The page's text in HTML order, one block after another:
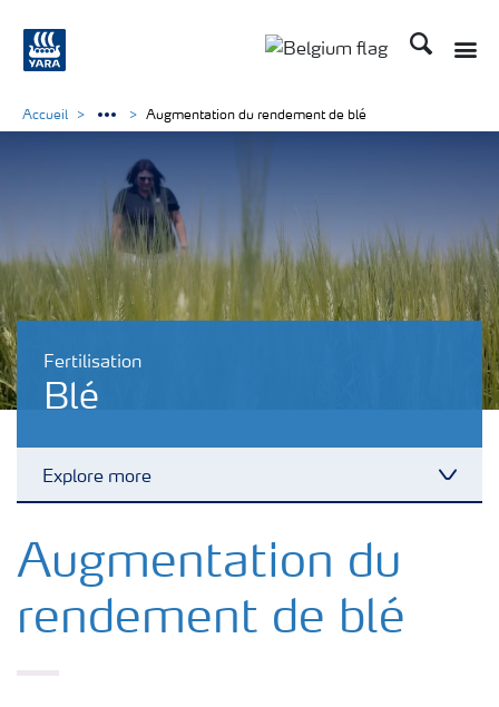
Recherche
Fertilisation
Blé
Explore more
Engrais
Accueil Augmentation du rendement de blé
Augmentation du
rendement de blé